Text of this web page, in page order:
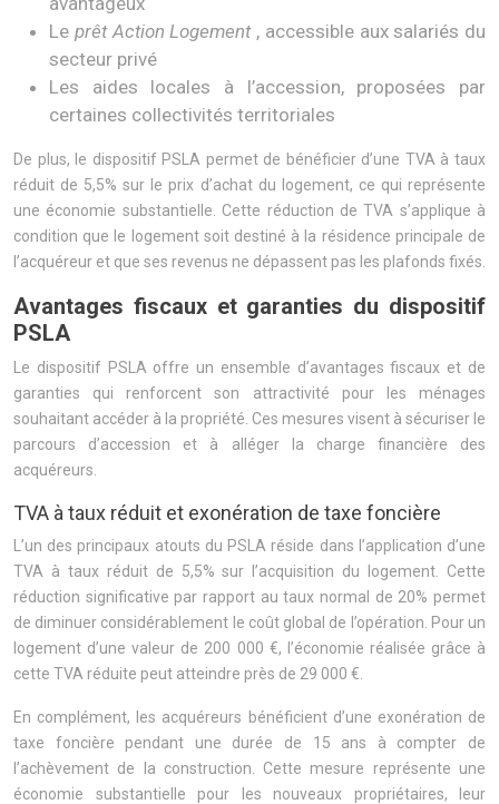
Le prêt Action Logement , accessible aux salariés du
secteur privé
Les aides locales à l’accession, proposées par
certaines collectivités territoriales
De plus, le dispositif PSLA permet de bénéficier d’une TVA à taux
réduit de 5,5% sur le prix d’achat du logement, ce qui représente
une économie substantielle. Cette réduction de TVA s’applique à
condition que le logement soit destiné à la résidence principale de
l’acquéreur et que ses revenus ne dépassent pas les plafonds fixés.
Avantages fiscaux et garanties du dispositif
PSLA
Le dispositif PSLA offre un ensemble d’avantages fiscaux et de
garanties qui renforcent son attractivité pour les ménages
souhaitant accéder à la propriété. Ces mesures visent à sécuriser le
parcours d’accession et à alléger la charge financière des
acquéreurs.
TVA à taux réduit et exonération de taxe foncière
L’un des principaux atouts du PSLA réside dans l’application d’une
TVA à taux réduit de 5,5% sur l’acquisition du logement. Cette
réduction significative par rapport au taux normal de 20% permet
de diminuer considérablement le coût global de l’opération. Pour un
logement d’une valeur de 200 000 €, l’économie réalisée grâce à
cette TVA réduite peut atteindre près de 29 000 €.
En complément, les acquéreurs bénéficient d’une exonération de
taxe foncière pendant une durée de 15 ans à compter de
l’achèvement de la construction. Cette mesure représente une
économie substantielle pour les nouveaux propriétaires, leur